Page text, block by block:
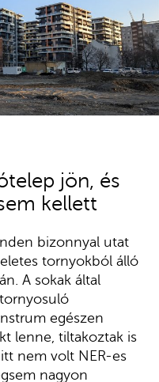
jön, és
kellett
bizonnyal utat
tornyokból álló
A sokak által
egészen
lenne, tiltakoztak is
nem volt NER-es
nagyon